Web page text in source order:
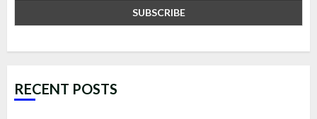
RECENT POSTS